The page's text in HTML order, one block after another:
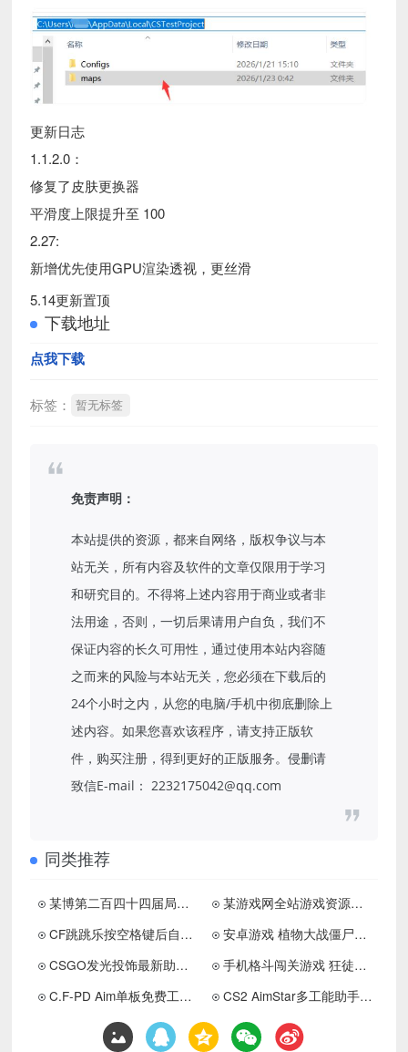
更新日志
1.1.2.0：
修复了皮肤更换器
平滑度上限提升至 100
2.27:
新增优先使用GPU渲染透视，更丝滑
5.14更新置顶
下载地址
点我下载
标签： 暂无标签
免责声明：
本站提供的资源，都来自网络，版权争议与本
站无关，所有内容及软件的文章仅限用于学习
和研究目的。不得将上述内容用于商业或者非
法用途，否则，一切后果请用户自负，我们不
保证内容的长久可用性，通过使用本站内容随
之而来的风险与本站无关，您必须在下载后的
24个小时之内，从您的电脑/手机中彻底删除上
述内容。如果您喜欢该程序，请支持正版软
件，购买注册，得到更好的正版服务。侵删请
致信E-mail： 2232175042@qq.com
同类推荐
某博第二百四十四届局部大赛
某游戏网全站游戏资源流出1000+，需要速存
CF跳跳乐按空格键后自动按蹲键
安卓游戏 植物大战僵尸：重生
CSGO发光投饰最新助手 更新置顶
手机格斗闯关游戏 狂徒巷战
C.F-PD Aim单板免费工具下载
CS2 AimStar多工能助手中文版下载 更新置顶